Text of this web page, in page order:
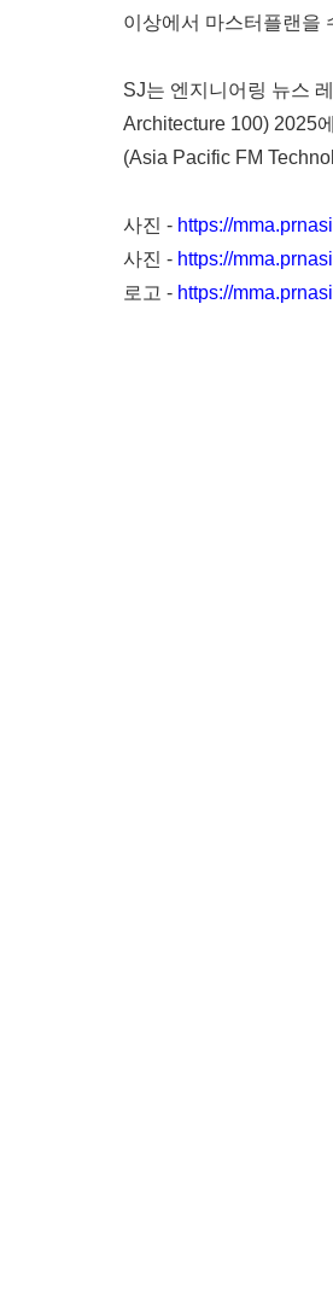
이상에서 마스터플랜을
SJ는 엔지니어링 뉴스
Architecture 100) 2025
(Asia Pacific FM
사진 - https://
사진 - https://
로고 - https://